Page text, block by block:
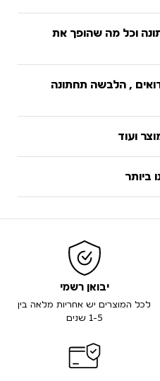
וכל מה שהופך את
, הלבשה תחתונה
ועוד
ביותר
יבואן רשמי
לכל המוצרים יש אחריות מלאה בין
1-5 שנים